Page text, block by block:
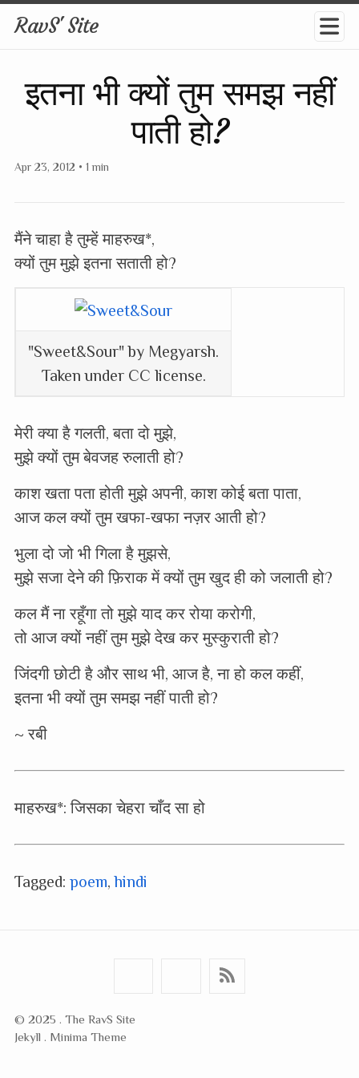
RavS' Site
इतना भी क्यों तुम समझ नहीं
पाती हो?
Apr 23, 2012 • 1 min
मैंने चाहा है तुम्हें माहरुख*,
क्यों तुम मुझे इतना सताती हो?
"Sweet&Sour" by Megyarsh.
Taken under CC license.
मेरी क्या है गलती, बता दो मुझे,
मुझे क्यों तुम बेवजह रुलाती हो?
काश खता पता होती मुझे अपनी, काश कोई बता पाता,
आज कल क्यों तुम खफा-खफा नज़र आती हो?
भुला दो जो भी गिला है मुझसे,
मुझे सजा देने की फ़िराक में क्यों तुम खुद ही को जलाती हो?
कल मैं ना रहूँगा तो मुझे याद कर रोया करोगी,
तो आज क्यों नहीं तुम मुझे देख कर मुस्कुराती हो?
जिंदगी छोटी है और साथ भी, आज है, ना हो कल कहीं,
इतना भी क्यों तुम समझ नहीं पाती हो?
~ रबी
माहरुख*: जिसका चेहरा चाँद सा हो
Tagged: poem,hindi
© 2025 . The RavS Site
Jekyll . Minima Theme